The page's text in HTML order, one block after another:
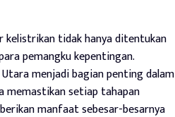
kelistrikan tidak hanya ditentukan
pemangku kepentingan.
menjadi bagian penting dalam
memastikan setiap tahapan
manfaat sebesar-besarnya